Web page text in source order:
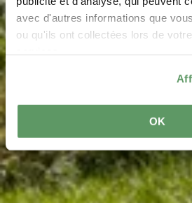
avec d'autres informations que
ou qu'ils ont collectées lors de
OK